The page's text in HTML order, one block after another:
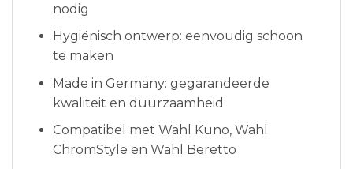
nodig
Hygiënisch ontwerp: eenvoudig schoon
te maken
Made in Germany: gegarandeerde
kwaliteit en duurzaamheid
Compatibel met Wahl Kuno, Wahl
ChromStyle en Wahl Beretto